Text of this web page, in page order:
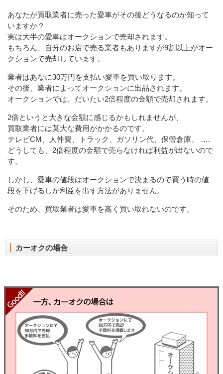
あなたが買取業者に売った愛車がその後どうなるのか知って
いますか？
実は大半の愛車はオークションで売却されます。
もちろん、自分のお店で売る業者もありますが9割以上がオー
クションで売却しています。
業者はあなに30万円を支払い愛車を買い取ります。
その後、業者によってオークションに出品されます。
オークションでは、だいたい2倍程度の金額で売却されます。
2倍というと大きな金額に感じるかもしれませんが、
買取業者には莫大な費用がかかるのです。
テレビCM、人件費、トラック、ガソリン代、保管倉庫、 ….
どうしても、2倍程度の金額で売らなければ利益が出ないので
す。
しかし、愛車の値段はオークションで決まるので買う時の値
段を下げるしか利益を出す方法がありません。
そのため、買取業者は愛車を高く買い取れないのです。
カーオクの場合